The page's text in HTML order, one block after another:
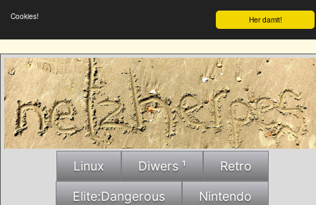
Her damit!
Cookies!
Linux Diwers ¹ Retro
Elite:Dangerous Nintendo